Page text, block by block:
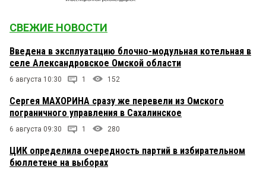
СВЕЖИЕ НОВОСТИ
Введена в эксплуатацию блочно-модульная котельная в
селе Александровское Омской области
6 августа 10:30 1 152
Сергея МАХОРИНА сразу же перевели из Омского
пограничного управления в Сахалинское
6 августа 09:30 1 280
ЦИК определила очередность партий в избирательном
бюллетене на выборах